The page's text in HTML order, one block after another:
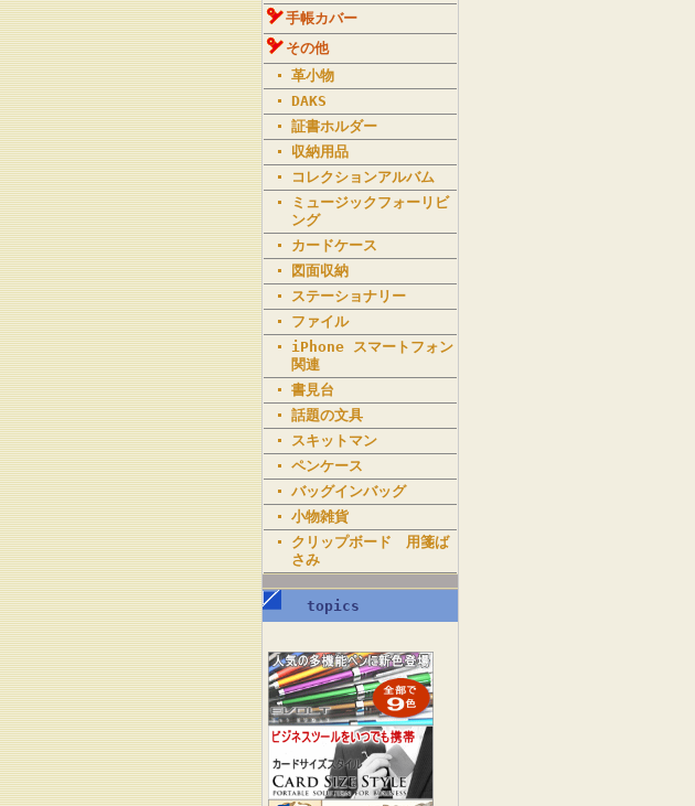
手帳カバー
その他
革小物
DAKS
証書ホルダー
収納用品
コレクションアルバム
ミュージックフォーリビ
ング
カードケース
図面収納
ステーショナリー
ファイル
iPhone スマートフォン
関連
書見台
話題の文具
スキットマン
ペンケース
バッグインバッグ
小物雑貨
クリップボード 用箋ば
さみ
topics